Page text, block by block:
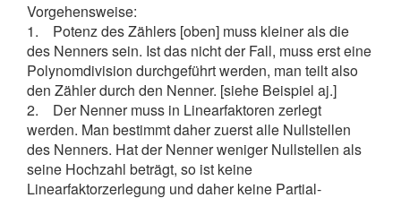
Vorgehensweise:
1. Potenz des Zählers [oben] muss kleiner als die
des Nenners sein. Ist das nicht der Fall, muss erst eine
Polynomdivision durchgeführt werden, man teilt also
den Zähler durch den Nenner. [siehe Beispiel aj.]
2. Der Nenner muss in Linearfaktoren zerlegt
werden. Man bestimmt daher zuerst alle Nullstellen
des Nenners. Hat der Nenner weniger Nullstellen als
seine Hochzahl beträgt, so ist keine
Linearfaktorzerlegung und daher keine Partial­